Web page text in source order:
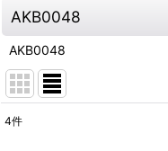
AKB0048
AKB0048
4件